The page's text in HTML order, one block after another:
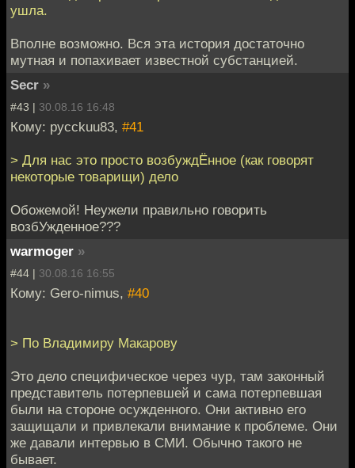
ушла.
Вполне возможно. Вся эта история достаточно
мутная и попахивает известной субстанцией.
Secr »
#43 | 30.08.16 16:48
Кому: pycckuu83, #41
> Для нас это просто возбуждЁнное (как говорят
некоторые товарищи) дело
Обожемой! Неужели правильно говорить
возбУжденное???
warmoger »
#44 | 30.08.16 16:55
Кому: Gero-nimus, #40
> По Владимиру Макарову
Это дело специфическое через чур, там законный
представитель потерпевшей и сама потерпевшая
были на стороне осужденного. Они активно его
защищали и привлекали внимание к проблеме. Они
же давали интервью в СМИ. Обычно такого не
бывает.